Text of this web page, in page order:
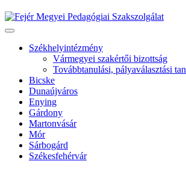
Székhelyintézmény
Vármegyei szakértői bizottság
Továbbtanulási, pályaválasztási
Bicske
Dunaújváros
Enying
Gárdony
Martonvásár
Mór
Sárbogárd
Székesfehérvár